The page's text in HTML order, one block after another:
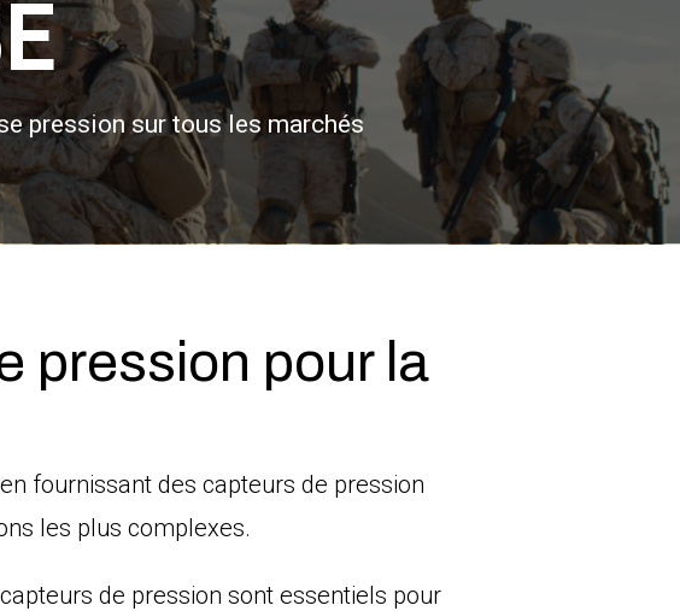
pression sur tous les marchés
pression pour la
fournissant des capteurs de pression
les plus complexes.
de pression sont essentiels pour